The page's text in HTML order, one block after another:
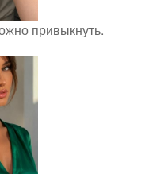
привыкнуть.